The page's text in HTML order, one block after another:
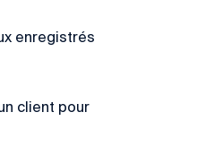
enregistrés
client pour